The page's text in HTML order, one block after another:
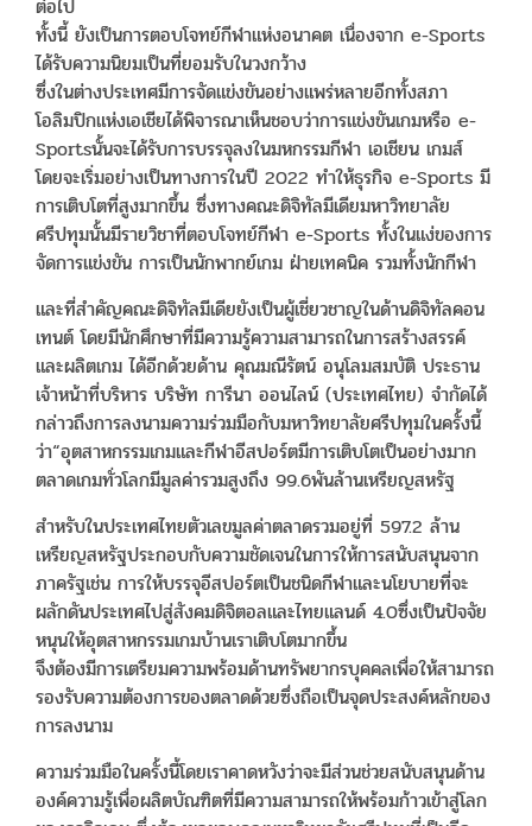
ต่อไป
ทั้งนี้ ยังเป็นการตอบโจทย์กีฬาแห่งอนาคต เนื่องจาก e-Sports
ได้รับความนิยมเป็นที่ยอมรับในวงกว้าง
ซึ่งในต่างประเทศมีการจัดแข่งขันอย่างแพร่หลายอีกทั้งสภา
โอลิมปิกแห่งเอเชียได้พิจารณาเห็นชอบว่าการแข่งขันเกมหรือ e-
Sportsนั้นจะได้รับการบรรจุลงในมหกรรมกีฬา เอเชียน เกมส์
โดยจะเริ่มอย่างเป็นทางการในปี 2022 ทำให้ธุรกิจ e-Sports มี
การเติบโตที่สูงมากขึ้น ซึ่งทางคณะดิจิทัลมีเดียมหาวิทยาลัย
ศรีปทุมนั้นมีรายวิชาที่ตอบโจทย์กีฬา e-Sports ทั้งในแง่ของการ
จัดการแข่งขัน การเป็นนักพากย์เกม ฝ่ายเทคนิค รวมทั้งนักกีฬา
และที่สำคัญคณะดิจิทัลมีเดียยังเป็นผู้เชี่ยวชาญในด้านดิจิทัลคอน
เทนต์ โดยมีนักศึกษาที่มีความรู้ความสามารถในการสร้างสรรค์
และผลิตเกม ได้อีกด้วยด้าน คุณมณีรัตน์ อนุโลมสมบัติ ประธาน
เจ้าหน้าที่บริหาร บริษัท การีนา ออนไลน์ (ประเทศไทย) จำกัดได้
กล่าวถึงการลงนามความร่วมมือกับมหาวิทยาลัยศรีปทุมในครั้งนี้
ว่า“อุตสาหกรรมเกมและกีฬาอีสปอร์ตมีการเติบโตเป็นอย่างมาก
ตลาดเกมทั่วโลกมีมูลค่ารวมสูงถึง 99.6พันล้านเหรียญสหรัฐ
สำหรับในประเทศไทยตัวเลขมูลค่าตลาดรวมอยู่ที่ 597.2 ล้าน
เหรียญสหรัฐประกอบกับความชัดเจนในการให้การสนับสนุนจาก
ภาครัฐเช่น การให้บรรจุอีสปอร์ตเป็นชนิดกีฬาและนโยบายที่จะ
ผลักดันประเทศไปสู่สังคมดิจิตอลและไทยแลนด์ 4.0ซึ่งเป็นปัจจัย
หนุนให้อุตสาหกรรมเกมบ้านเราเติบโตมากขึ้น
จึงต้องมีการเตรียมความพร้อมด้านทรัพยากรบุคคลเพื่อให้สามารถ
รองรับความต้องการของตลาดด้วยซึ่งถือเป็นจุดประสงค์หลักของ
การลงนาม
ความร่วมมือในครั้งนี้โดยเราคาดหวังว่าจะมีส่วนช่วยสนับสนุนด้าน
องค์ความรู้เพื่อผลิตบัณฑิตที่มีความสามารถให้พร้อมก้าวเข้าสู่โลก